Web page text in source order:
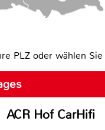
PLZ oder wählen
ACR Hof CarHifi